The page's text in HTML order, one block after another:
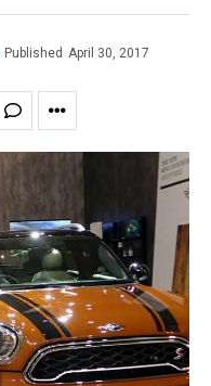
Published April 30, 2017